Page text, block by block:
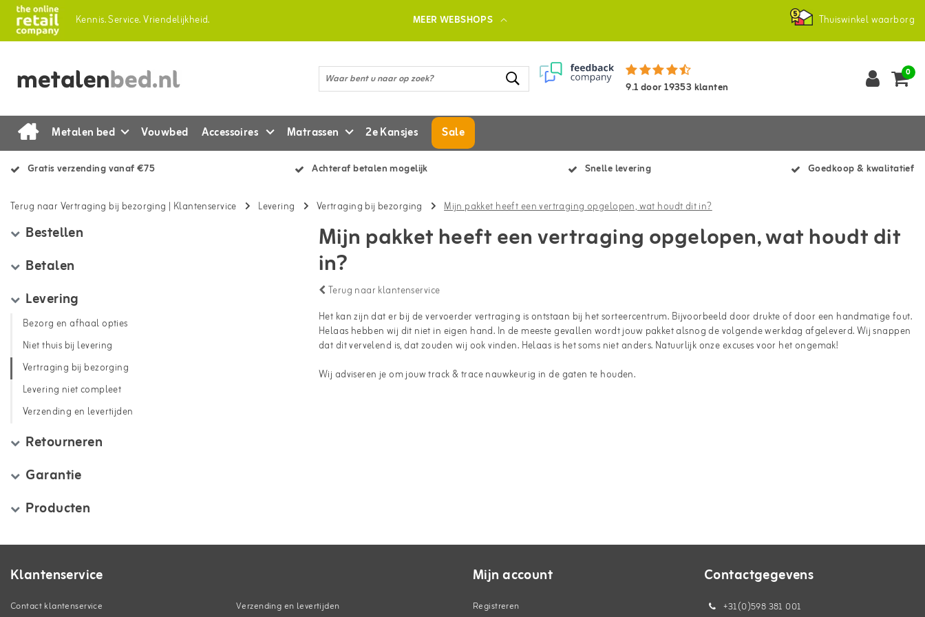
Kennis.Service.Vriendelijkheid. MEER WEBSHOPS Thuiswinkel waarborg
9.1door19353 klanten
0
Metalen bed Vouwbed Accessoires Matrassen 2e Kansjes Sale
Gratis verzending vanaf €75 Achteraf betalen mogelijk Snelle levering Goedkoop & kwalitatief
Terug naar Vertraging bij bezorging | Klantenservice Levering Vertraging bij bezorging Mijn pakket heeft een vertraging opgelopen, wat houdt dit in?
Bestellen
Betalen
Levering
Bezorg en afhaal opties
Niet thuis bij levering
Vertraging bij bezorging
Levering niet compleet
Verzending en levertijden
Retourneren
Garantie
Producten
Mijn pakket heeft een vertraging opgelopen, wat houdt dit
in?
Terug naar klantenservice
Het kan zijn dat er bij de vervoerder vertraging is ontstaan bij het sorteercentrum. Bijvoorbeeld door drukte of door een handmatige fout.
Helaas hebben wij dit niet in eigen hand. In de meeste gevallen wordt jouw pakket alsnog de volgende werkdag afgeleverd. Wij snappen
dat dit vervelend is, dat zouden wij ook vinden. Helaas is het soms niet anders. Natuurlijk onze excuses voor het ongemak!
Wij adviseren je om jouw track & trace nauwkeurig in de gaten te houden.
Klantenservice
Contact klantenservice Verzending en levertijden
Mijn account
Registreren
Contactgegevens
+31(0)598 381 001